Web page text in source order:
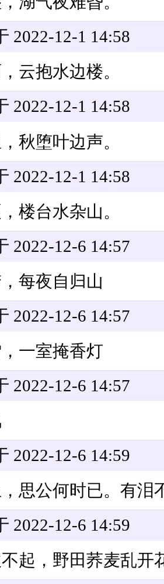
2022-12-1 14:58
云抱水边楼。
2022-12-1 14:58
秋堕叶边声。
2022-12-1 14:58
楼台水杂山。
2022-12-6 14:57
每夜自归山
2022-12-6 14:57
一室掩香灯
2022-12-6 14:57
2022-12-6 14:59
思公何时已。有泪
2022-12-6 14:59
起，野田荞麦乱开